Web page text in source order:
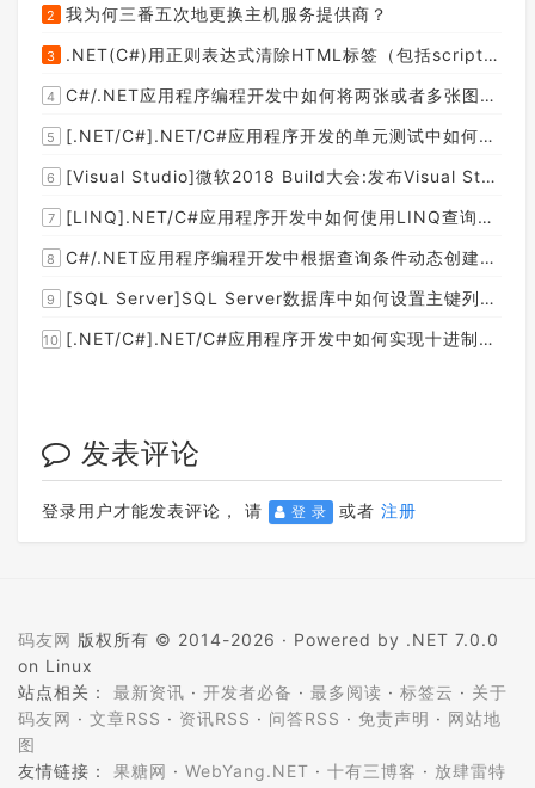
2 我为何三番五次地更换主机服务提供商？
3 .NET(C#)用正则表达式清除HTML标签（包括script和style），保留纯本文
4 C#/.NET应用程序编程开发中如何将两张或者多张图片合并成一张图片？
5 [.NET/C#].NET/C#应用程序开发的单元测试中如何获取当前程序集所在的目录路径？
6 [Visual Studio]微软2018 Build大会:发布Visual Studio,Visual Stuido for Mac,.NET Core以及Xamarin.Forms的最新版本及更新
7 [LINQ].NET/C#应用程序开发中如何使用LINQ查询集合中元素的某个属性值在另外一个集合中存在的子集？
8 C#/.NET应用程序编程开发中根据查询条件动态创建LINQ的Where查询表达式的实现方案
9 [SQL Server]SQL Server数据库中如何设置主键列为自增列？
10 [.NET/C#].NET/C#应用程序开发中如何实现十进制数字和十六进制间的相互转换呢？
发表评论
登录用户才能发表评论， 请 登 录 或者 注册
码友网 版权所有 © 2014-2026 · Powered by .NET 7.0.0
on Linux
站点相关： 最新资讯 · 开发者必备 · 最多阅读 · 标签云 · 关于
码友网 · 文章RSS · 资讯RSS · 问答RSS · 免责声明 · 网站地
图
友情链接： 果糖网 · WebYang.NET · 十有三博客 · 放肆雷特